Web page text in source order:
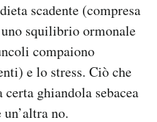
scadente (compresa
squilibrio ormonale
compaiono
e lo stress. Ciò che
ghiandola sebacea
no.